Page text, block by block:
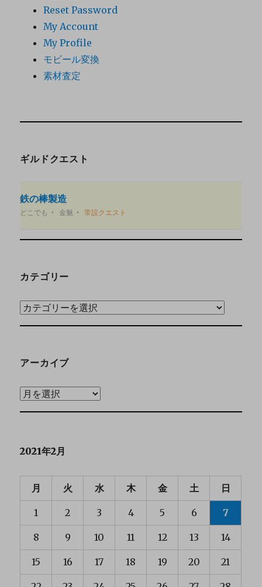
Reset Password
My Account
My Profile
モビール変換
素材査定
ギルドクエスト
鉄の棒製造
どこでも 金魅 常設クエスト
カテゴリー
アーカイブ
2021年2月
月 火 水 木 金 土 日
1 2 3 4 5 6 7
8 9 10 11 12 13 14
15 16 17 18 19 20 21